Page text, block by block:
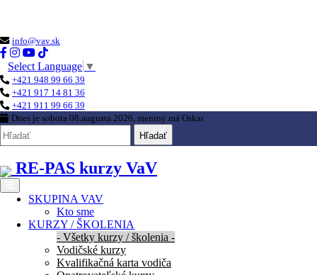
info@vav.sk
Select Language ▼
+421 948 99 66 39
+421 917 14 81 36
+421 911 99 66 39
Dnes je sobota 08.augusta 2026, meniny má Oskar
Hľadať
RE-PAS kurzy VaV
SKUPINA VAV
Kto sme
KURZY / ŠKOLENIA
- Všetky kurzy / školenia -
Vodičské kurzy
Kvalifikačná karta vodiča